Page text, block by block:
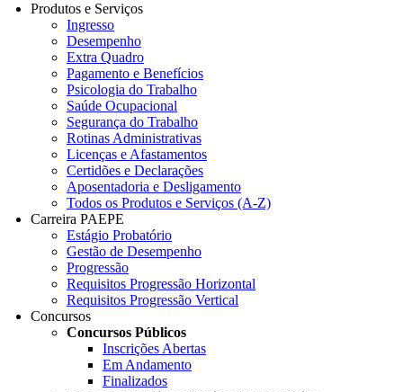
Produtos e Serviços
Ingresso
Desempenho
Extra Quadro
Pagamento e Benefícios
Psicologia do Trabalho
Saúde Ocupacional
Segurança do Trabalho
Rotinas Administrativas
Licenças e Afastamentos
Certidões e Declarações
Aposentadoria e Desligamento
Todos os Produtos e Serviços (A-Z)
Carreira PAEPE
Estágio Probatório
Gestão de Desempenho
Progressão
Requisitos Progressão Horizontal
Requisitos Progressão Vertical
Concursos
Concursos Públicos
Inscrições Abertas
Em Andamento
Finalizados